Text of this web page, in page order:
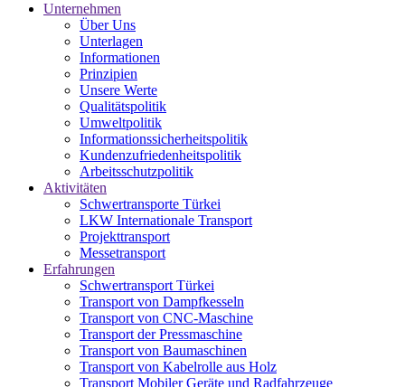
Unternehmen
Über Uns
Unterlagen
Informationen
Prinzipien
Unsere Werte
Qualitätspolitik
Umweltpolitik
Informationssicherheitspolitik
Kundenzufriedenheitspolitik
Arbeitsschutzpolitik
Aktivitäten
Schwertransporte Türkei
LKW Internationale Transport
Projekttransport
Messetransport
Erfahrungen
Schwertransport Türkei
Transport von Dampfkesseln
Transport von CNC-Maschine
Transport der Pressmaschine
Transport von Baumaschinen
Transport von Kabelrolle aus Holz
Transport Mobiler Geräte und Radfahrzeuge